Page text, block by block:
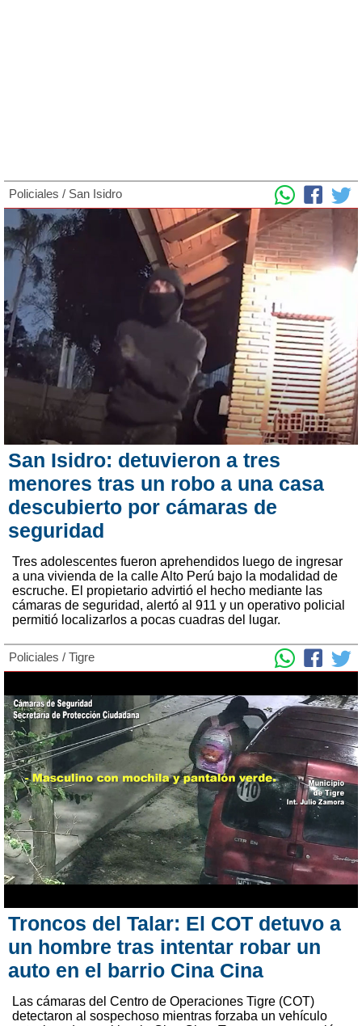
Policiales / San Isidro
San Isidro: detuvieron a tres
menores tras un robo a una casa
descubierto por cámaras de
seguridad
Tres adolescentes fueron aprehendidos luego de ingresar
a una vivienda de la calle Alto Perú bajo la modalidad de
escruche. El propietario advirtió el hecho mediante las
cámaras de seguridad, alertó al 911 y un operativo policial
permitió localizarlos a pocas cuadras del lugar.
Policiales / Tigre
Troncos del Talar: El COT detuvo a
un hombre tras intentar robar un
auto en el barrio Cina Cina
Las cámaras del Centro de Operaciones Tigre (COT)
detectaron al sospechoso mientras forzaba un vehículo